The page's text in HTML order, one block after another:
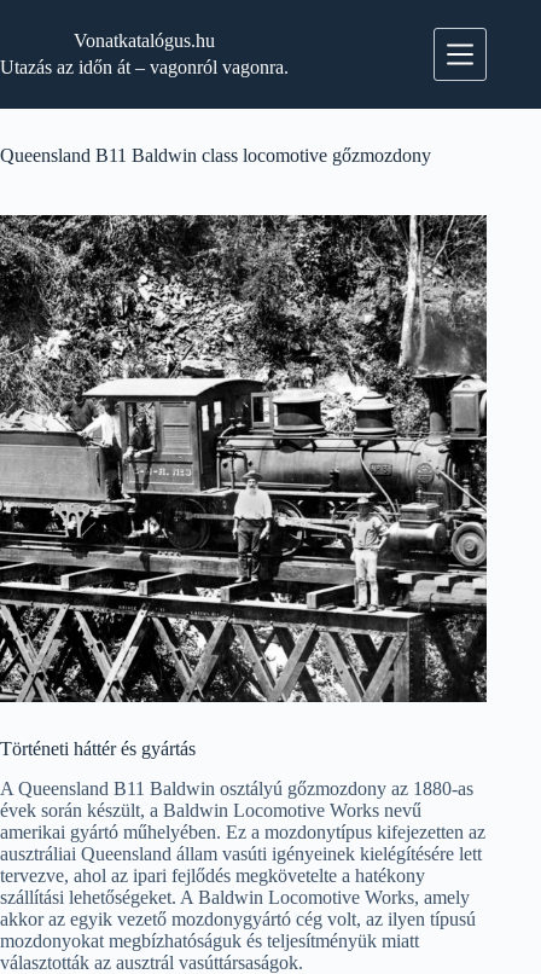
Vonatkatalógus.hu
Utazás az időn át – vagonról vagonra.
Queensland B11 Baldwin class locomotive gőzmozdony
Történeti háttér és gyártás
A Queensland B11 Baldwin osztályú gőzmozdony az 1880-as
évek során készült, a Baldwin Locomotive Works nevű
amerikai gyártó műhelyében. Ez a mozdonytípus kifejezetten az
ausztráliai Queensland állam vasúti igényeinek kielégítésére lett
tervezve, ahol az ipari fejlődés megkövetelte a hatékony
szállítási lehetőségeket. A Baldwin Locomotive Works, amely
akkor az egyik vezető mozdonygyártó cég volt, az ilyen típusú
mozdonyokat megbízhatóságuk és teljesítményük miatt
választották az ausztrál vasúttársaságok.